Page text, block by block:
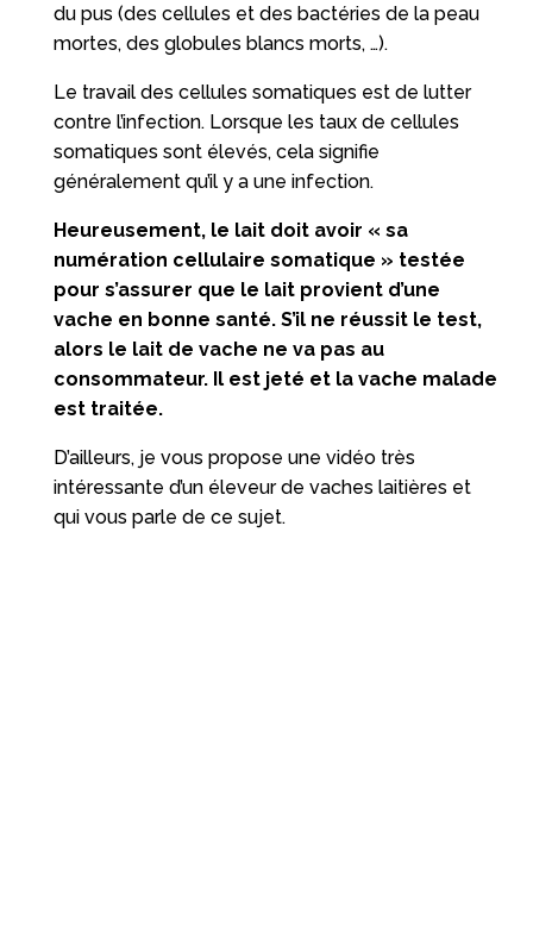
du pus (des cellules et des bactéries de la peau
mortes, des globules blancs morts, …).
Le travail des cellules somatiques est de lutter
contre l’infection. Lorsque les taux de cellules
somatiques sont élevés, cela signifie
généralement qu’il y a une infection.
Heureusement, le lait doit avoir « sa
numération cellulaire somatique » testée
pour s’assurer que le lait provient d’une
vache en bonne santé. S’il ne réussit le test,
alors le lait de vache ne va pas au
consommateur. Il est jeté et la vache malade
est traitée.
D’ailleurs, je vous propose une vidéo très
intéressante d’un éleveur de vaches laitières et
qui vous parle de ce sujet.